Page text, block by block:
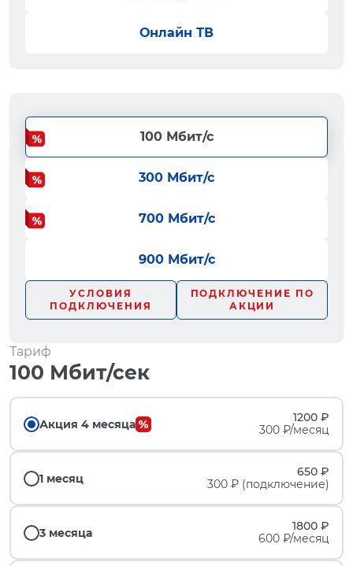
Онлайн ТВ
100 Мбит/с
300 Мбит/с
700 Мбит/с
900 Мбит/с
УСЛОВИЯ
ПОДКЛЮЧЕНИЯ
ПОДКЛЮЧЕНИЕ ПО
АКЦИИ
Тариф
100 Мбит/сек
Акция 4 месяца
1200 ₽
300 ₽/месяц
1 месяц
650 ₽
300 ₽ (подключение)
3 месяца
1800 ₽
600 ₽/месяц